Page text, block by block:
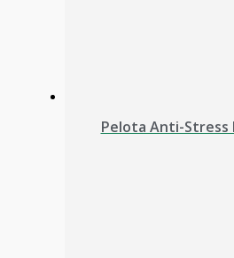
Pelota Anti-Stress